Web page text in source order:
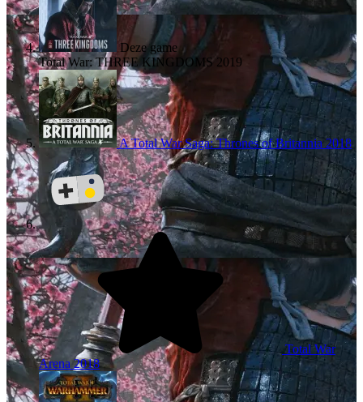
Deze game
Total War: THREE KINGDOMS 2019
A Total War Saga: Thrones of Britannia2018
Total War
Arena2018